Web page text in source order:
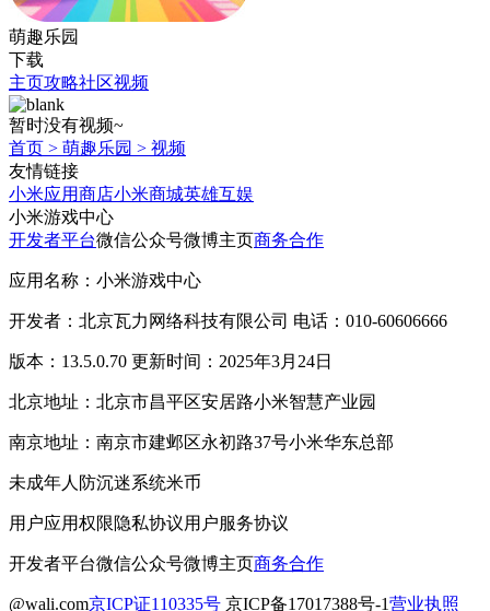
萌趣乐园
下载
主页攻略社区视频
暂时没有视频~
首页 > 萌趣乐园 > 视频
友情链接
小米应用商店小米商城英雄互娱
小米游戏中心
开发者平台微信公众号微博主页商务合作
应用名称：小米游戏中心
开发者：北京瓦力网络科技有限公司 电话：010-60606666
版本：13.5.0.70 更新时间：2025年3月24日
北京地址：北京市昌平区安居路小米智慧产业园
南京地址：南京市建邺区永初路37号小米华东总部
未成年人防沉迷系统米币
用户应用权限隐私协议用户服务协议
开发者平台微信公众号微博主页商务合作
@wali.com京ICP证110335号 京ICP备17017388号-1营业执照